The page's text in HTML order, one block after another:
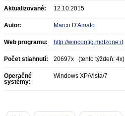
Aktualizované: 12.10.2015
Autor: Marco D'Amato
Web programu: http://wincontig.mdtzone.it
Počet stiahnutí: 20697x (tento týždeň: 4x)
Operačné
systémy:
Windows XP/Vista/7